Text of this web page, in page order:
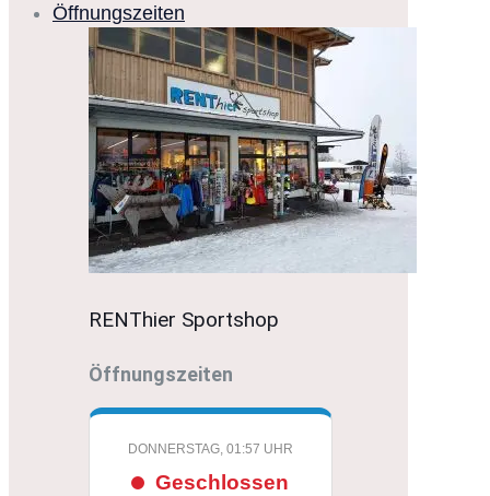
Öffnungszeiten
RENThier Sportshop
Öffnungszeiten
DONNERSTAG, 01:57 UHR
Geschlossen